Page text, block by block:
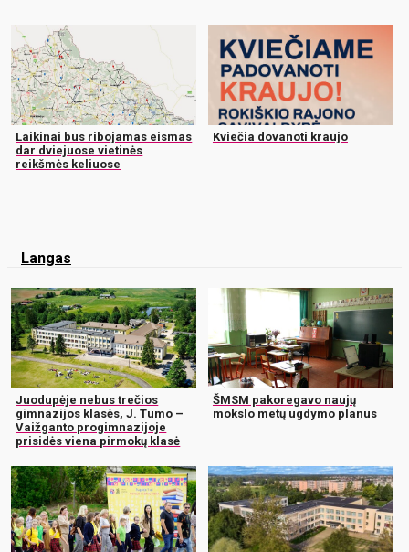
Laikinai bus ribojamas eismas
dar dviejuose vietinės
reikšmės keliuose
Kviečia dovanoti kraujo
Langas
Juodupėje nebus trečios
gimnazijos klasės, J. Tumo –
Vaižganto progimnazijoje
prisidės viena pirmokų klasė
ŠMSM pakoregavo naujų
mokslo metų ugdymo planus